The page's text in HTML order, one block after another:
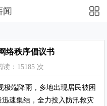
闻
络秩序倡议书
读：15185 次
端降雨，多地出现居民被困
速集结，全力投入防汛救灾